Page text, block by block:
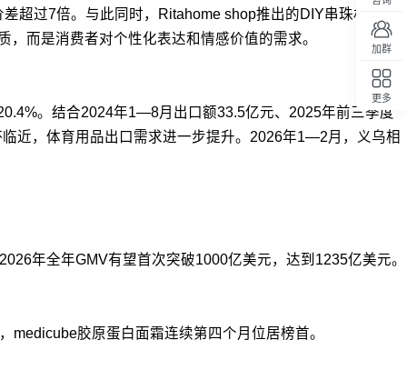
超过7倍。与此同时，Ritahome shop推出的DIY串珠材料套
而是消费者对个性化表达和情感价值的需求。
。结合2024年1—8月出口额33.5亿元、2025年前三季度
近，体育用品出口需求进一步提升。2026年1—2月，义乌相
年全年GMV有望首次突破1000亿美元，达到1235亿美元。
胶原蛋白面霜连续第四个月位居榜首。
加群
更多
回顶部